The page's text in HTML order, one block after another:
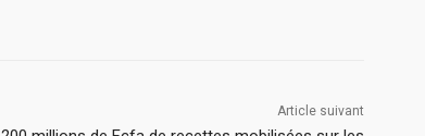
Article suivant